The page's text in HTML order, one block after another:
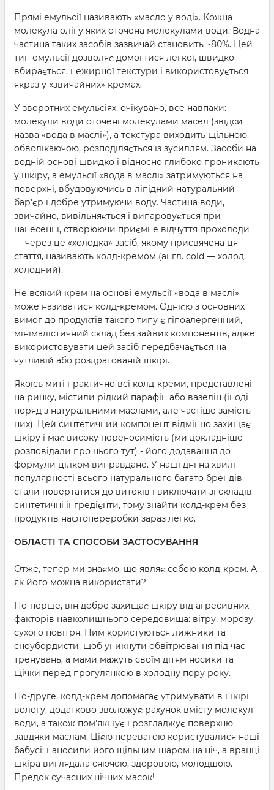
Прямі емульсії називають «масло у воді». Кожна
молекула олії у яких оточена молекулами води. Водна
частина таких засобів зазвичай становить ~80%. Цей
тип емульсії дозволяє домогтися легкої, швидко
вбирається, нежирної текстури і використовується
якраз у «звичайних» кремах.
У зворотних емульсіях, очікувано, все навпаки:
молекули води оточені молекулами масел (звідси
назва «вода в маслі»), а текстура виходить щільною,
обволікаючою, розподіляється із зусиллям. Засоби на
водній основі швидко і відносно глибоко проникають
у шкіру, а емульсії «вода в маслі» затримуються на
поверхні, вбудовуючись в ліпідний натуральний
бар'єр і добре утримуючи воду. Частина води,
звичайно, вивільняється і випаровується при
нанесенні, створюючи приємне відчуття прохолоди
— через це «холодка» засіб, якому присвячена ця
стаття, називають колд-кремом (англ. cold — холод,
холодний).
Не всякий крем на основі емульсії «вода в маслі»
може називатися колд-кремом. Однією з основних
вимог до продуктів такого типу є гіпоалергенний,
мінімалістичний склад без зайвих компонентів, адже
використовувати цей засіб передбачається на
чутливій або роздратованій шкірі.
Якоїсь миті практично всі колд-креми, представлені
на ринку, містили рідкий парафін або вазелін (іноді
поряд з натуральними маслами, але частіше замість
них). Цей синтетичний компонент відмінно захищає
шкіру і має високу переносимість (ми докладніше
розповідали про нього тут) - його додавання до
формули цілком виправдане. У наші дні на хвилі
популярності всього натурального багато брендів
стали повертатися до витоків і виключати зі складів
синтетичні інгредієнти, тому знайти колд-крем без
продуктів нафтопереробки зараз легко.
ОБЛАСТІ ТА СПОСОБИ ЗАСТОСУВАННЯ
Отже, тепер ми знаємо, що являє собою колд-крем. А
як його можна використати?
По-перше, він добре захищає шкіру від агресивних
факторів навколишнього середовища: вітру, морозу,
сухого повітря. Ним користуються лижники та
сноубордисти, щоб уникнути обвітрювання під час
тренувань, а мами мажуть своїм дітям носики та
щічки перед прогулянкою в холодну пору року.
По-друге, колд-крем допомагає утримувати в шкірі
вологу, додатково зволожує рахунок вмісту молекул
води, а також пом'якшує і розгладжує поверхню
завдяки маслам. Цією перевагою користувалися наші
бабусі: наносили його щільним шаром на ніч, а вранці
шкіра виглядала сяючою, здоровою, молодшою.
Предок сучасних нічних масок!